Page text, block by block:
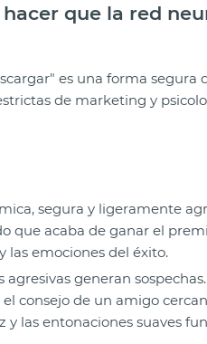
que la red
es una forma segura
de marketing y
segura y ligeramente
que acaba de ganar el
las emociones del éxito.
agresivas generan
consejo de un amigo
las entonaciones suaves